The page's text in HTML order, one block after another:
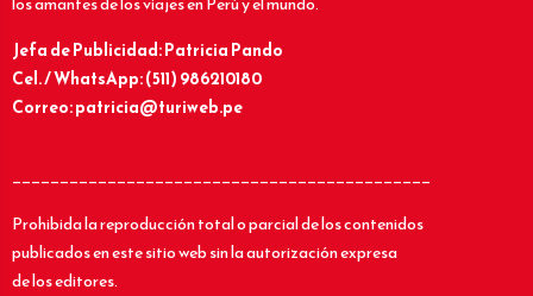
Jefa de Publicidad: Patricia Pando
Cel. / WhatsApp: (511) 986210180
Correo: patricia@turiweb.pe
____________________________________________
Prohibida la reproducción total o parcial de los contenidos
publicados en este sitio web sin la autorización expresa
de los editores.